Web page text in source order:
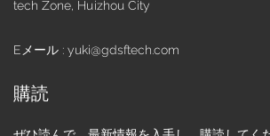
tech Zone, Huizhou City
Eメール : yuki@gdsftech.com
購読